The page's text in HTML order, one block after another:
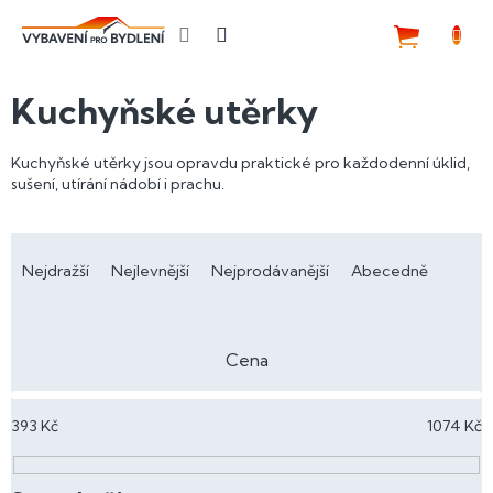
Kuchyňské utěrky
Kuchyňské utěrky jsou opravdu praktické pro každodenní úklid,
sušení, utírání nádobí i prachu.
a
í
r
o
Nejdražší Nejlevnější Nejprodávanější Abecedně
Cena
393 Kč 1074 Kč